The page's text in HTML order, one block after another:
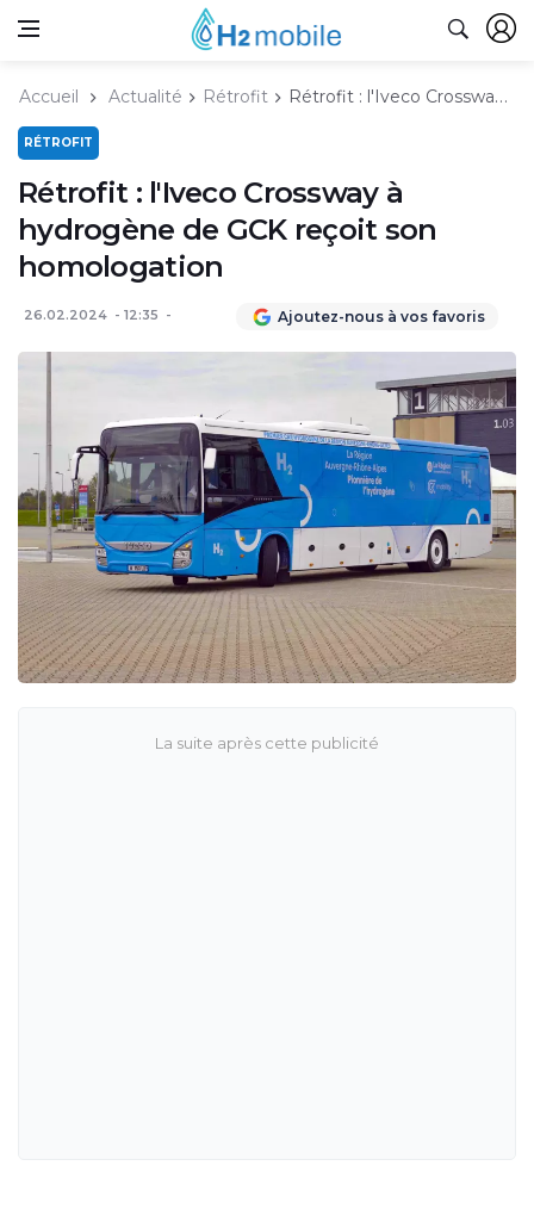
Accueil Actualité Rétrofit Rétrofit : l'Iveco Crossway à hydrogène de GCK reçoit son homologation
RÉTROFIT
Rétrofit : l'Iveco Crossway à
hydrogène de GCK reçoit son
homologation
26.02.2024 12:35 Ajoutez-nous à vos favoris